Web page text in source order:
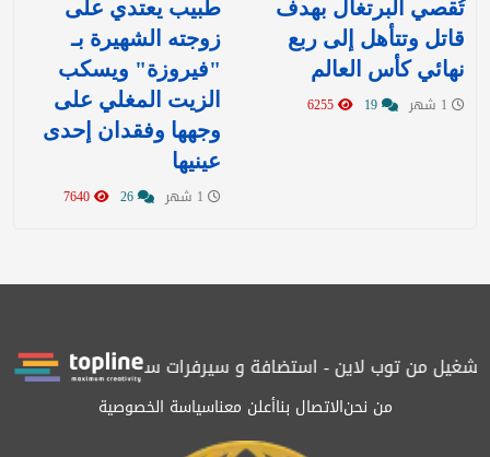
تُقصي البرتغال بهدف
قاتل وتتأهل إلى ربع
نهائي كأس العالم
طبيب يعتدي على
زوجته الشهيرة بـ
"فيروزة" ويسكب
الزيت المغلي على
وجهها وفقدان إحدى
عينيها
بتشغيل من توب لاين - استضافة و سيرفرات سعوديةالمرصد
من نحنالاتصال بناأعلن معناسياسة الخصوصية